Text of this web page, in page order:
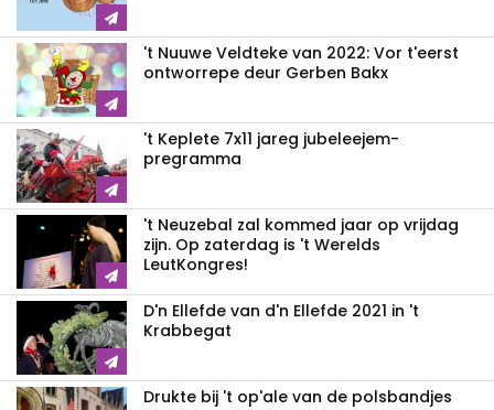
't Nuuwe Veldteke van 2022: Vor t'eerst
ontworrepe deur Gerben Bakx
't Keplete 7x11 jareg jubeleejem-
pregramma
't Neuzebal zal kommed jaar op vrijdag
zijn. Op zaterdag is 't Werelds
LeutKongres!
D'n Ellefde van d'n Ellefde 2021 in 't
Krabbegat
Drukte bij 't op'ale van de polsbandjes